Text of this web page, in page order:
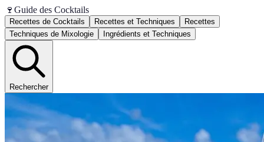
🍷 Guide des Cocktails
Recettes de Cocktails Recettes et Techniques
Recettes
Techniques de Mixologie
Ingrédients et Techniques
Rechercher